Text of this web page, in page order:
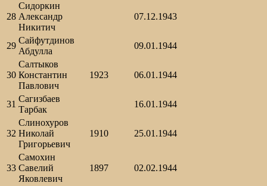
28
Сидоркин
Александр
Никитич
07.12.1943
29
Сайфутдинов
Абдулла
09.01.1944
30
Салтыков
Константин
Павлович
1923 06.01.1944
31
Сагизбаев
Тарбак
16.01.1944
32
Слинохуров
Николай
Григорьевич
1910 25.01.1944
33
Самохин
Савелий
Яковлевич
1897 02.02.1944